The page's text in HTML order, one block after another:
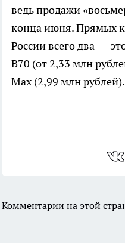
ведь продажи
конца июня. Прямых
России всего два —
B70 (от 2,33 млн
Max (2,99 млн рублей).
Комментарии на этой